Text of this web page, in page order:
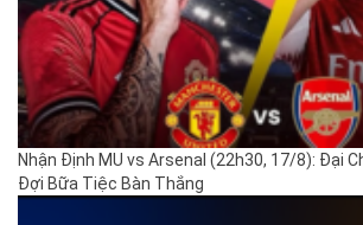
Nhận Định MU vs Arsenal (22h30, 17/8): Đại
Đợi Bữa Tiệc Bàn Thắng